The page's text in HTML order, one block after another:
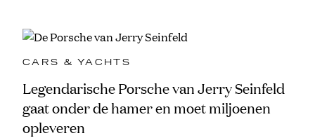
CARS & YACHTS
Legendarische Porsche van Jerry Seinfeld
gaat onder de hamer en moet miljoenen
opleveren